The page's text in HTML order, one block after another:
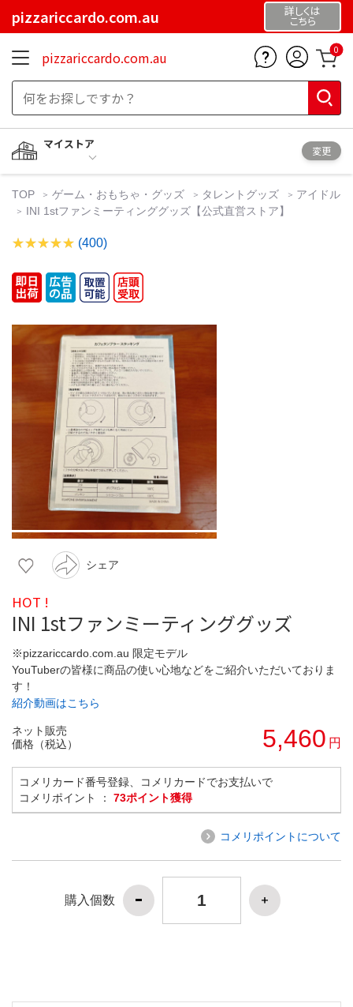
pizzariccardo.com.au 詳しくは
こちら
pizzariccardo.com.au 0
マイストア
変更
TOP ゲーム・おもちゃ・グッズ タレントグッズ
アイドル
INI 1stファンミーティンググッズ【公式直営ストア】
(400)
シェア
HOT !
INI 1stファンミーティンググッズ
※pizzariccardo.com.au 限定モデル
YouTuberの皆様に商品の使い心地などをご紹介いただいておりま
す！
紹介動画はこちら
ネット販売
価格（税込）
5,460 円
コメリカード番号登録、コメリカードでお支払いで
コメリポイント ： 73ポイント獲得
コメリポイントについて
購入個数